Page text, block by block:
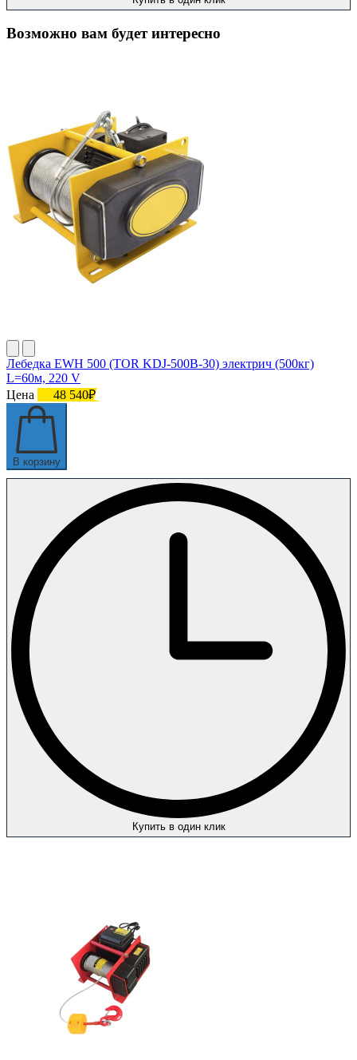
Возможно вам будет интересно
Лебедка EWH 500 (TOR KDJ-500B-30) электрич (500кг)
L=60м, 220 V
Цена
48 540₽
В корзину
Купить в один клик